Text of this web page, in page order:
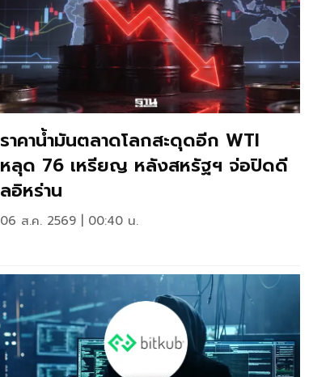
ราคาน้ำมันตลาดโลกสะดุดอีก WTI
หลุด 76 เหรียญ หลังสหรัฐฯ จ่อปิดดี
ลอิหร่าน
06 ส.ค. 2569 | 00:40 น.